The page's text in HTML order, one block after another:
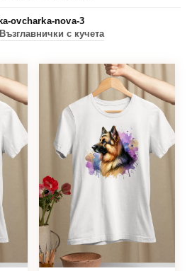
ovcharka-nova-3
Възглавнички с кучета